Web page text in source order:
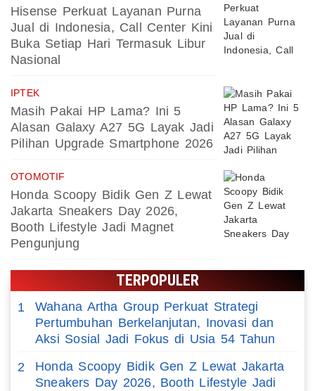
Hisense Perkuat Layanan Purna
Jual di Indonesia, Call Center Kini
Buka Setiap Hari Termasuk Libur
Nasional
IPTEK
Masih Pakai HP Lama? Ini 5
Alasan Galaxy A27 5G Layak Jadi
Pilihan Upgrade Smartphone 2026
OTOMOTIF
Honda Scoopy Bidik Gen Z Lewat
Jakarta Sneakers Day 2026,
Booth Lifestyle Jadi Magnet
Pengunjung
TERPOPULER
1
Wahana Artha Group Perkuat Strategi
Pertumbuhan Berkelanjutan, Inovasi dan
Aksi Sosial Jadi Fokus di Usia 54 Tahun
2
Honda Scoopy Bidik Gen Z Lewat Jakarta
Sneakers Day 2026, Booth Lifestyle Jadi